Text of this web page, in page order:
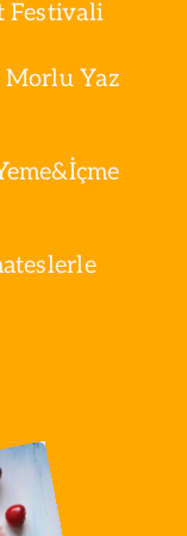
Festivali
Morlu Yaz